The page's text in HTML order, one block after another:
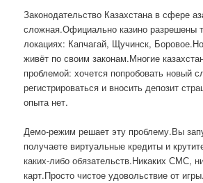
Законодательство Казахстана в сфере
сложная.Официально казино разрешены
локациях: Капчагай, Щучинск,
живёт по своим законам.Многие
проблемой: хочется попробовать новый
регистрироваться и вносить депозит
опыта нет.
Демо-режим решает эту проблему.Вы
получаете виртуальные кредиты и
каких-либо обязательств.Никаких СМС,
карт.Просто чистое удовольствие от игры.